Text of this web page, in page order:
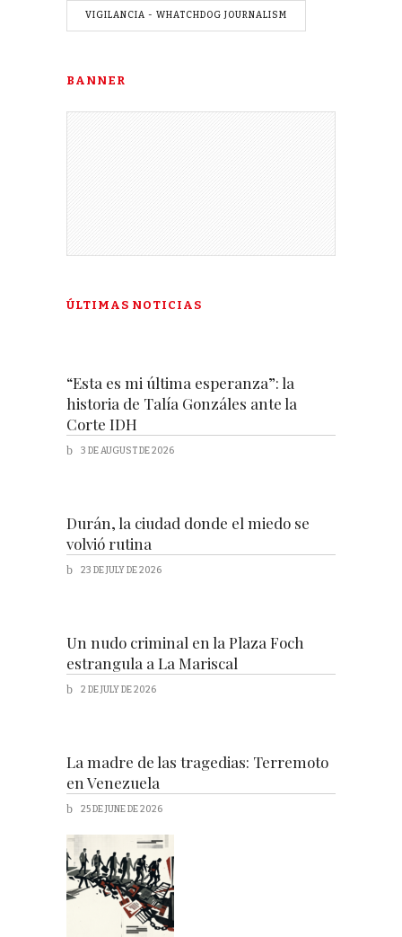
VIGILANCIA - WHATCHDOG JOURNALISM
BANNER
ÚLTIMAS NOTICIAS
“Esta es mi última esperanza”: la
historia de Talía Gonzáles ante la
Corte IDH
3 DE AUGUST DE 2026
Durán, la ciudad donde el miedo se
volvió rutina
23 DE JULY DE 2026
Un nudo criminal en la Plaza Foch
estrangula a La Mariscal
2 DE JULY DE 2026
La madre de las tragedias: Terremoto
en Venezuela
25 DE JUNE DE 2026